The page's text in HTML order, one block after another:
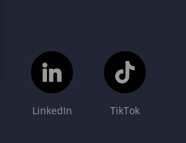
LinkedIn TikTok